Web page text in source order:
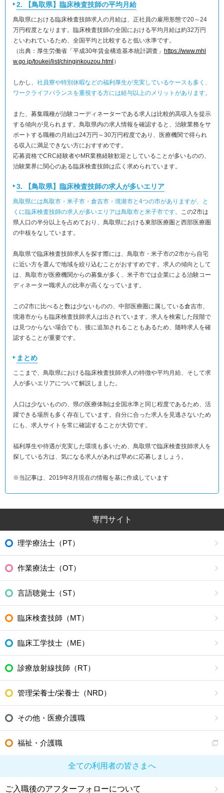
2. 【鳥取県】臨床検査技師の平均月給
鳥取県における臨床検査技師求人の月給は、正社員の雇用形態で20～24
万円程度となります。臨床検査技師の全国における平均月給は約32万円
といわれているため、全国平均と比較すると低い水準です。
（出典：厚生労働省「平成30年賃金構造基本統計調査」 https://www.mhl
w.go.jp/toukei/list/chinginkouzou.html ）
しかし、 社員寮や特別休暇などの福利厚生が充実しているケースも多く、
ワークライフバランスを重視する方には給与以上のメリットがあります。
また、募集職種が治験コーディネーターである求人は比較的高収入を提示
する傾向が見られます。鳥取県内の求人情報を確認すると、治験業務をサ
ポートする職種の月給は24万円～30万円程度であり、医療機関で得られ
る収入に満足できない方におすすめです。
応募資格でCRC経験者やMR業務経験歓迎としていることが多いものの、
治験業界に関心のある臨床検査技師は広く求められています。
3. 【鳥取県】臨床検査技師の求人が多いエリア
鳥取県には鳥取市・米子市・倉吉市・境港市と4つの市がありますが、と
くに臨床検査技師の求人が多いエリアは鳥取市と米子市です。 この2市は
県人口の半分以上を占めており、鳥取県における東部医療圏と西部医療圏
の中核をなしています。
鳥取県で臨床検査技師求人を探す際には、鳥取市・米子市の2市から自宅
に近い方を選んで地域を絞り込むことがおすすめです。求人の傾向として
は、鳥取市が医療機関からの募集が多く、米子市では企業による治験コー
ディネーター職求人の比率が高くなっています。
この2市に比べると数は少ないものの、中部医療圏に属している倉吉市、
境港市からも臨床検査技師求人は出されています。求人を検索した段階で
は見つからない場合でも、後に追加されることもあるため、随時求人を確
認することが重要です。
まとめ
ここまで、鳥取県における臨床検査技師求人の特徴や平均月給、そして求
人が多いエリアについて解説しました。
人口は少ないものの、県の医療体制は全国水準と同じ程度であるため、活
躍できる場所も多く存在しています。自分に合った求人を見逃さないため
にも、求人サイトを常に確認することが大切です。
福利厚生や待遇が充実した環境も多いため、鳥取県で臨床検査技師求人を
探している方は、気になる求人があれば早めに応募しましょう。
※当記事は、2019年8月現在の情報を基に作成しています
専門サイト
理学療法士（PT）
作業療法士（OT）
言語聴覚士（ST）
臨床検査技師（MT）
臨床工学技士（ME）
診療放射線技師（RT）
管理栄養士/栄養士（NRD）
その他・医療介護職
福祉・介護職
全ての利用者の皆さまへ
ご入職後のアフターフォローについて